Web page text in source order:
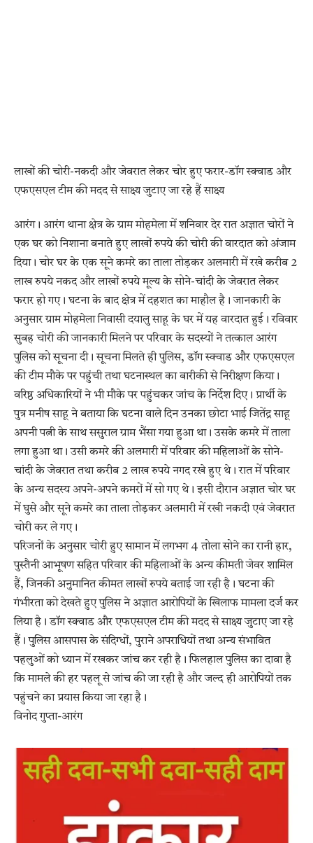
लाखों की चोरी-नकदी और जेवरात लेकर चोर हुए फरार-डॉग स्क्वाड और
एफएसएल टीम की मदद से साक्ष्य जुटाए जा रहे हैं साक्ष्य
आरंग। आरंग थाना क्षेत्र के ग्राम मोहमेला में शनिवार देर रात अज्ञात चोरों ने
एक घर को निशाना बनाते हुए लाखों रुपये की चोरी की वारदात को अंजाम
दिया। चोर घर के एक सूने कमरे का ताला तोड़कर अलमारी में रखे करीब 2
लाख रुपये नकद और लाखों रुपये मूल्य के सोने-चांदी के जेवरात लेकर
फरार हो गए। घटना के बाद क्षेत्र में दहशत का माहौल है। जानकारी के
अनुसार ग्राम मोहमेला निवासी दयालु साहू के घर में यह वारदात हुई। रविवार
सुबह चोरी की जानकारी मिलने पर परिवार के सदस्यों ने तत्काल आरंग
पुलिस को सूचना दी। सूचना मिलते ही पुलिस, डॉग स्क्वाड और एफएसएल
की टीम मौके पर पहुंची तथा घटनास्थल का बारीकी से निरीक्षण किया।
वरिष्ठ अधिकारियों ने भी मौके पर पहुंचकर जांच के निर्देश दिए। प्रार्थी के
पुत्र मनीष साहू ने बताया कि घटना वाले दिन उनका छोटा भाई जितेंद्र साहू
अपनी पत्नी के साथ ससुराल ग्राम भैंसा गया हुआ था। उसके कमरे में ताला
लगा हुआ था। उसी कमरे की अलमारी में परिवार की महिलाओं के सोने-
चांदी के जेवरात तथा करीब 2 लाख रुपये नगद रखे हुए थे। रात में परिवार
के अन्य सदस्य अपने-अपने कमरों में सो गए थे। इसी दौरान अज्ञात चोर घर
में घुसे और सूने कमरे का ताला तोड़कर अलमारी में रखी नकदी एवं जेवरात
चोरी कर ले गए।
परिजनों के अनुसार चोरी हुए सामान में लगभग 4 तोला सोने का रानी हार,
पुस्तैनी आभूषण सहित परिवार की महिलाओं के अन्य कीमती जेवर शामिल
हैं, जिनकी अनुमानित कीमत लाखों रुपये बताई जा रही है। घटना की
गंभीरता को देखते हुए पुलिस ने अज्ञात आरोपियों के खिलाफ मामला दर्ज कर
लिया है। डॉग स्क्वाड और एफएसएल टीम की मदद से साक्ष्य जुटाए जा रहे
हैं। पुलिस आसपास के संदिग्धों, पुराने अपराधियों तथा अन्य संभावित
पहलुओं को ध्यान में रखकर जांच कर रही है। फिलहाल पुलिस का दावा है
कि मामले की हर पहलू से जांच की जा रही है और जल्द ही आरोपियों तक
पहुंचने का प्रयास किया जा रहा है।
विनोद गुप्ता-आरंग